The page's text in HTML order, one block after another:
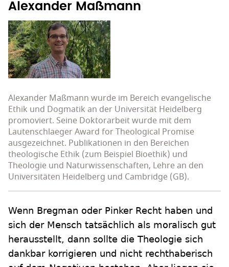
Alexander Maßmann
Alexander Maßmann wurde im Bereich evangelische
Ethik und Dogmatik an der Universität Heidelberg
promoviert. Seine Doktorarbeit wurde mit dem
Lautenschlaeger Award for Theological Promise
ausgezeichnet. Publikationen in den Bereichen
theologische Ethik (zum Beispiel Bioethik) und
Theologie und Naturwissenschaften, Lehre an den
Universitäten Heidelberg und Cambridge (GB).
Wenn Bregman oder Pinker Recht haben und
sich der Mensch tatsächlich als moralisch gut
herausstellt, dann sollte die Theologie sich
dankbar korrigieren und nicht rechthaberisch